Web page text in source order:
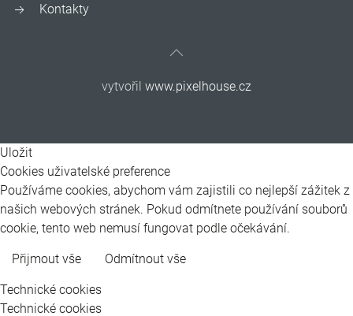
Kontakty
vytvořil www.pixelhouse.cz
Uložit
Cookies uživatelské preference
Používáme cookies, abychom vám zajistili co nejlepší zážitek z
našich webových stránek. Pokud odmítnete používání souborů
cookie, tento web nemusí fungovat podle očekávání.
Přijmout vše Odmítnout vše
Technické cookies
Technické cookies